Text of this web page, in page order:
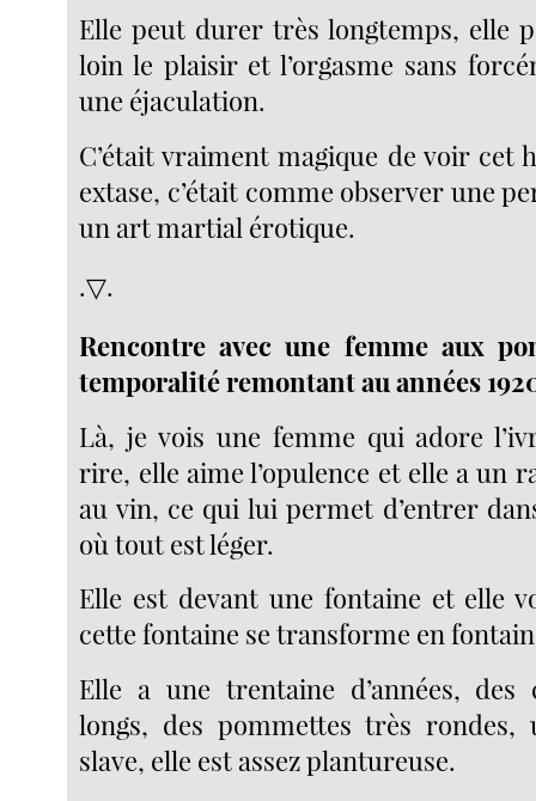
Elle peut durer très longtemps, elle
loin le plaisir et l’orgasme sans
une éjaculation.
C’était vraiment magique de voir cet
extase, c’était comme observer une
un art martial érotique.
.▽.
Rencontre avec une femme aux
temporalité remontant au années
Là, je vois une femme qui adore
rire, elle aime l’opulence et elle a un
au vin, ce qui lui permet d’entrer
où tout est léger.
Elle est devant une fontaine et elle
cette fontaine se transforme en
Elle a une trentaine d’années, des
longs, des pommettes très
slave, elle est assez plantureuse.